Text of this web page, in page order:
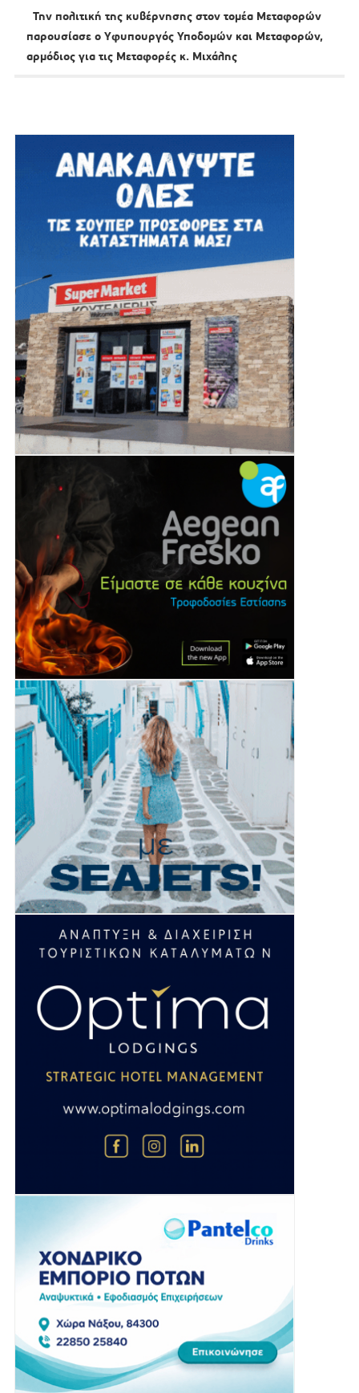
Την πολιτική της κυβέρνησης στον τομέα Μεταφορών
παρουσίασε ο Υφυπουργός Υποδομών και Μεταφορών,
αρμόδιος για τις Μεταφορές κ. Μιχάλης